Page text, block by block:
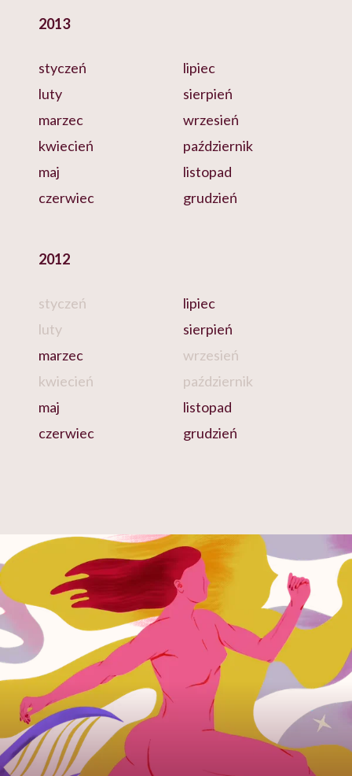
2013
styczeń
luty
marzec
kwiecień
maj
czerwiec
lipiec
sierpień
wrzesień
październik
listopad
grudzień
2012
styczeń
luty
marzec
kwiecień
maj
czerwiec
lipiec
sierpień
wrzesień
październik
listopad
grudzień